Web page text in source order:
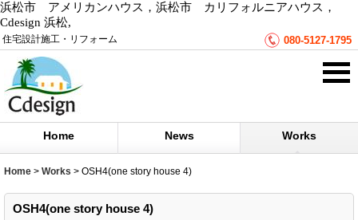
浜松市 アメリカンハウス，浜松市 カリフォルニアハウス，
Cdesign 浜松,
住宅設計施工・リフォーム 080-5127-1795
Home News Works
Home > Works > OSH4(one story house 4)
OSH4(one story house 4)